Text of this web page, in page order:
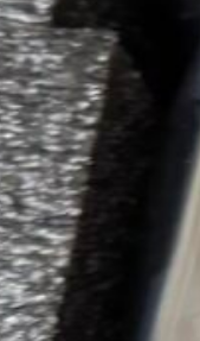
ィックボー
なっている昨今。た